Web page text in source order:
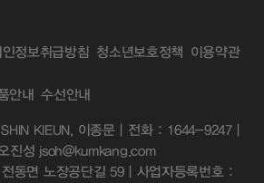
인정보취급방침 청소년보호정책 이용약관
안내 수선안내
KIEUN, 이종문 | 전화 : 1644-9247 |
진성 jsoh@kumkang.com
동면 노장공단길 59 | 사업자등록번호 :